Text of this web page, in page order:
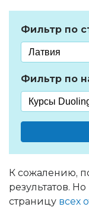
Фильтр по
Фильтр по
К сожалению,
результатов.
страницу всех